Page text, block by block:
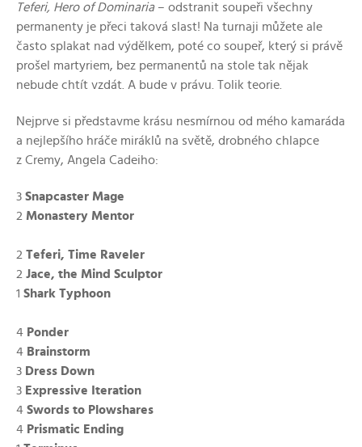
Teferi, Hero of Dominaria– odstranit soupeři všechny
permanenty je přeci taková slast! Na turnaji můžete ale
často splakat nad výdělkem, poté co soupeř, který si právě
prošel martyriem, bez permanentů na stole tak nějak
nebude chtít vzdát. A bude v právu. Tolik teorie.
Nejprve si představme krásu nesmírnou od mého kamaráda
a nejlepšího hráče miráklů na světě, drobného chlapce
z Cremy, Angela Cadeiho:
3 Snapcaster Mage
2 Monastery Mentor
2 Teferi, Time Raveler
2 Jace, the Mind Sculptor
1 Shark Typhoon
4 Ponder
4 Brainstorm
3 Dress Down
3 Expressive Iteration
4 Swords to Plowshares
4 Prismatic Ending